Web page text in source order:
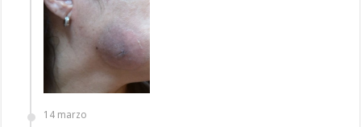
14 marzo